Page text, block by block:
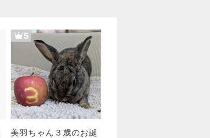
5
美羽ちゃん３歳のお誕